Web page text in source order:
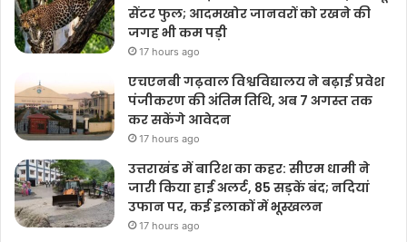
सेंटर फुल; आदमखोर जानवरों को रखने की
जगह भी कम पड़ी
17 hours ago
एचएनबी गढ़वाल विश्वविद्यालय ने बढ़ाई प्रवेश
पंजीकरण की अंतिम तिथि, अब 7 अगस्त तक
कर सकेंगे आवेदन
17 hours ago
उत्तराखंड में बारिश का कहर: सीएम धामी ने
जारी किया हाई अलर्ट, 85 सड़कें बंद; नदियां
उफान पर, कई इलाकों में भूस्खलन
17 hours ago